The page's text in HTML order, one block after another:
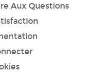
Aux Questions